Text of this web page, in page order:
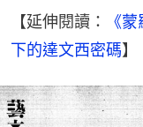
【延伸閱讀：
《
下的達文西密碼】